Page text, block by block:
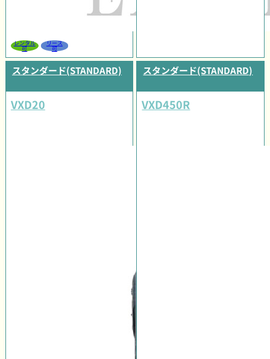
レンタル
可
リース
可
スタンダード(STANDARD)
VXD20
スタンダード(STANDARD)
VXD450R